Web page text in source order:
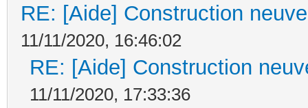
RE: [Aide] Construction
11/11/2020, 16:46:02
RE: [Aide] Construction
11/11/2020, 17:33:36